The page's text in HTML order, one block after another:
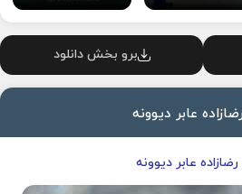
برو بخش دانلود
عابر دیوونه
عابر دیوونه